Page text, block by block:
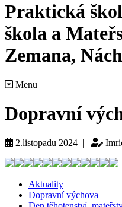
Praktická
škola a
Zemana,
Menu
Dopravní
2.listopadu 2024 |
Aktuality
Dopravní výchova